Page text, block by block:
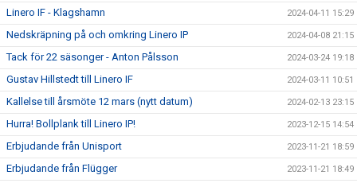
Linero IF - Klagshamn 2024-04-11 15:29
Nedskräpning på och omkring Linero IP 2024-04-08 21:15
Tack för 22 säsonger - Anton Pålsson 2024-03-24 19:18
Gustav Hillstedt till Linero IF 2024-03-11 10:51
Kallelse till årsmöte 12 mars (nytt datum) 2024-02-13 23:15
Hurra! Bollplank till Linero IP! 2023-12-15 14:54
Erbjudande från Unisport 2023-11-21 18:59
Erbjudande från Flügger 2023-11-21 18:49